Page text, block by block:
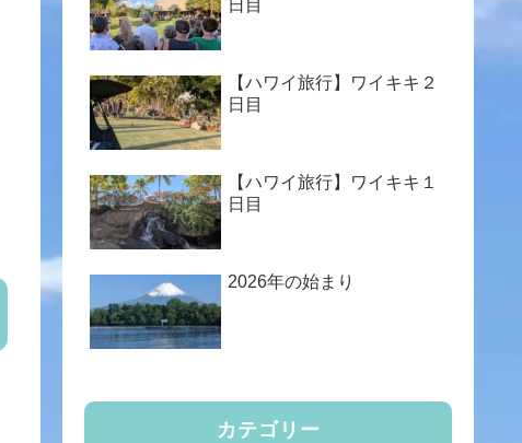
日目
【ハワイ旅行】ワイキキ２
日目
【ハワイ旅行】ワイキキ１
日目
2026年の始まり
カテゴリー